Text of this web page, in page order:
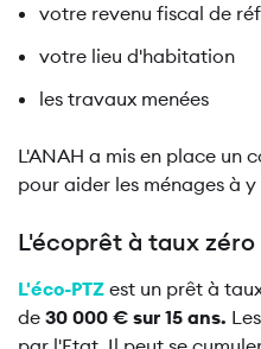
votre revenu fiscal de
votre lieu d'habitation
les travaux menées
L'ANAH a mis en place un
pour aider les ménages à
L'écoprêt à taux zéro
L'éco-PTZ est un prêt à
de 30 000 € sur 15 ans.